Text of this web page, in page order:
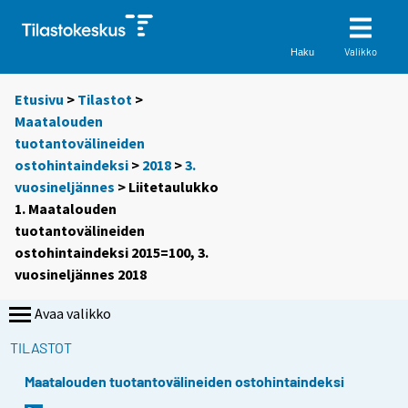
Haku Valikko
Etusivu > Tilastot >
Maatalouden
tuotantovälineiden
ostohintaindeksi > 2018 >3.
vuosineljännes > Liitetaulukko
1. Maatalouden
tuotantovälineiden
ostohintaindeksi 2015=100, 3.
vuosineljännes 2018
Avaa valikko
TILASTOT
Maatalouden tuotantovälineiden ostohintaindeksi